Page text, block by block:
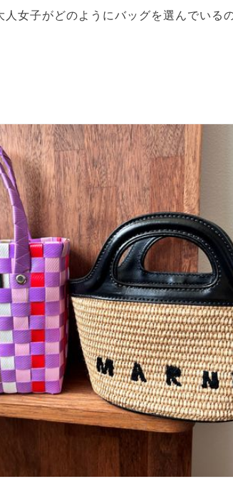
人女子がどのようにバッグを選んでいる